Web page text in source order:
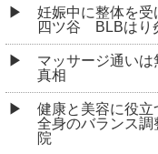
妊娠中に整体を受
四ツ谷 BLBはり
マッサージ通い
真相
健康と美容に役立
全身のバランス
院